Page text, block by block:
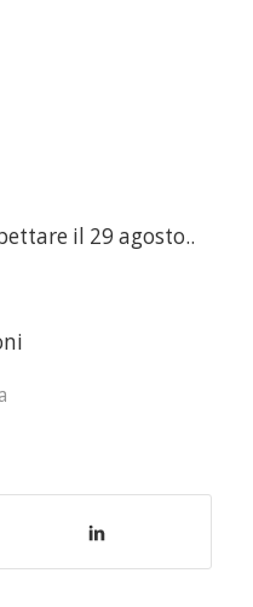
il 29 agosto..